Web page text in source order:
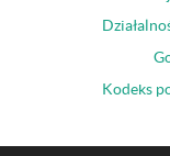
Kodeks